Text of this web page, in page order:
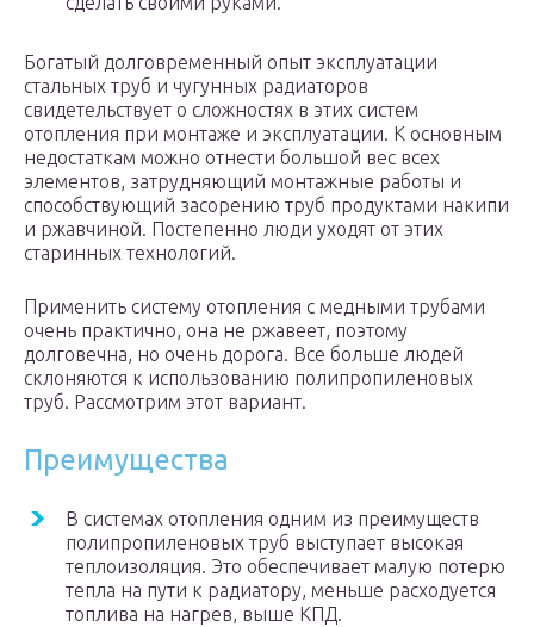
Богатый долговременный опыт эксплуатации
стальных труб и чугунных радиаторов
свидетельствует о сложностях в этих систем
отопления при монтаже и эксплуатации. К основным
недостаткам можно отнести большой вес всех
элементов, затрудняющий монтажные работы и
способствующий засорению труб продуктами накипи
и ржавчиной. Постепенно люди уходят от этих
старинных технологий.
Применить систему отопления с медными трубами
очень практично, она не ржавеет, поэтому
долговечна, но очень дорога. Все больше людей
склоняются к использованию полипропиленовых
труб. Рассмотрим этот вариант.
Преимущества
В системах отопления одним из преимуществ
полипропиленовых труб выступает высокая
теплоизоляция. Это обеспечивает малую потерю
тепла на пути к радиатору, меньше расходуется
топлива на нагрев, выше КПД.